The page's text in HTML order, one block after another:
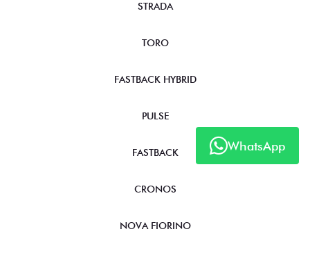
WhatsApp
STRADA
TORO
FASTBACK HYBRID
PULSE
FASTBACK
CRONOS
NOVA FIORINO